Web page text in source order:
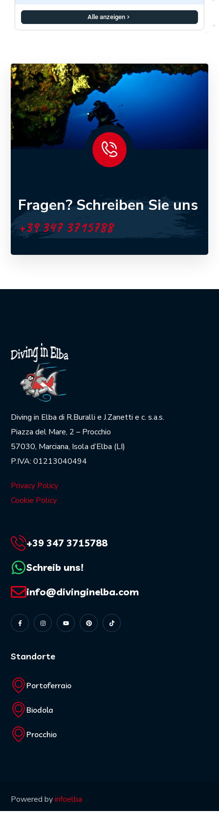
Alle anzeigen
Fragen? Schreiben Sie uns
+39 347 3715788
Diving in Elba di R.Buralli e J.Zanetti e c. s.a.s.
Piazza del Mare, 2 – Procchio
57030, Marciana, Isola d’Elba (LI)
P.IVA: 01213040494
Privacy Policy
Cookie Policy
+39 347 3715788
Schreib uns!
info@divinginelba.com
Standorte
Portoferraio
Biodola
Procchio
Powered byinfoelba